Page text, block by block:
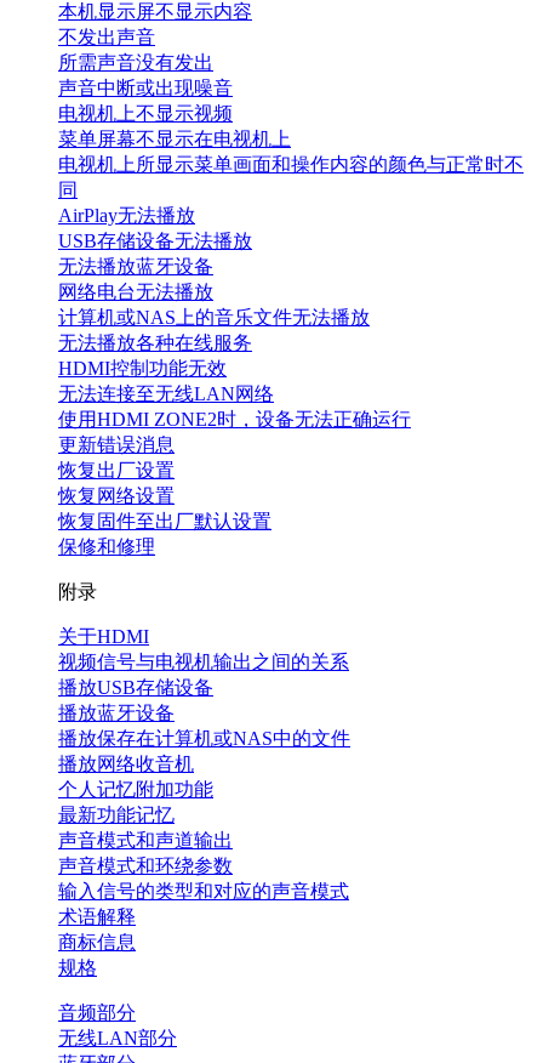
本机显示屏不显示内容
不发出声音
所需声音没有发出
声音中断或出现噪音
电视机上不显示视频
菜单屏幕不显示在电视机上
电视机上所显示菜单画面和操作内容的颜色与正常时不
同
AirPlay无法播放
USB存储设备无法播放
无法播放蓝牙设备
网络电台无法播放
计算机或NAS上的音乐文件无法播放
无法播放各种在线服务
HDMI控制功能无效
无法连接至无线LAN网络
使用HDMI ZONE2时，设备无法正确运行
更新错误消息
恢复出厂设置
恢复网络设置
恢复固件至出厂默认设置
保修和修理
附录
关于HDMI
视频信号与电视机输出之间的关系
播放USB存储设备
播放蓝牙设备
播放保存在计算机或NAS中的文件
播放网络收音机
个人记忆附加功能
最新功能记忆
声音模式和声道输出
声音模式和环绕参数
输入信号的类型和对应的声音模式
术语解释
商标信息
规格
音频部分
无线LAN部分